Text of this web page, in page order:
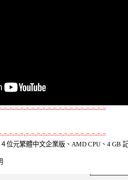
=-=-=-=-=-=-=-=-=-=-=-=-=-=-=-=-=-=-=
=-=-=-=-=-=-=-=-=-=-=-=-=-=-=-=-=-=-=
位元繁體中文企業版、AMD CPU、4 GB